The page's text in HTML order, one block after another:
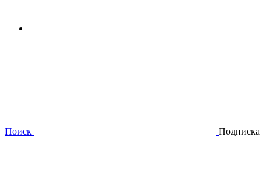
Поиск Подписка